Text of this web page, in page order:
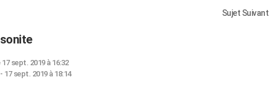
Sujet Suivant
sept. 2019 à 16:32
17 sept. 2019 à 18:14